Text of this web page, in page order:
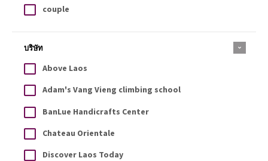
couple
บริษัท
Above Laos
Adam's Vang Vieng climbing school
BanLue Handicrafts Center
Chateau Orientale
Discover Laos Today